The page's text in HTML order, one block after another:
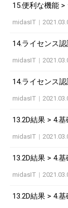
15.便利な機能
midasIT |
14.ライセンス
midasIT |
14.ライセンス
midasIT |
13.2D結果 > 4.
midasIT |
13.2D結果 > 4.
midasIT |
13.2D結果 > 4.